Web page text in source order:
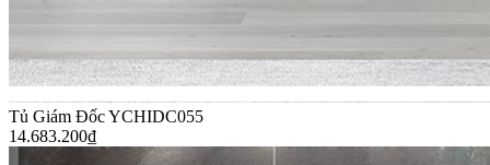
Tủ Giám Đốc YCHIDC055
14.683.200₫